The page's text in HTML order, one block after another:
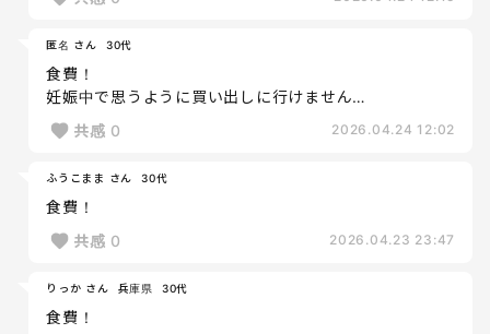
匿名 さん 30代
食費！
妊娠中で思うように買い出しに行けません…
共感 0 2026.04.24 12:02
ふうこまま さん 30代
食費！
共感 0 2026.04.23 23:47
りっか さん 兵庫県 30代
食費！